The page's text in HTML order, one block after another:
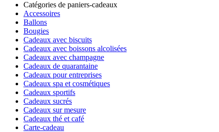
Catégories de paniers-cadeaux
Accessoires
Ballons
Bougies
Cadeaux avec biscuits
Cadeaux avec boissons alcolisées
Cadeaux avec champagne
Cadeaux de quarantaine
Cadeaux pour entreprises
Cadeaux spa et cosmétiques
Cadeaux sportifs
Cadeaux sucrés
Cadeaux sur mesure
Cadeaux thé et café
Carte-cadeau